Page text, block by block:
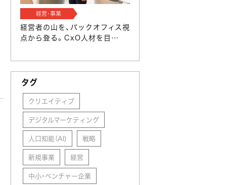
経営･事業
経営者の山を、バックオフィス視
点から登る。CxO人材を目…
タグ
クリエイティブ
デジタルマーケティング
人口知能（AI)
戦略
新規事業
経営
中小・ベンチャー企業